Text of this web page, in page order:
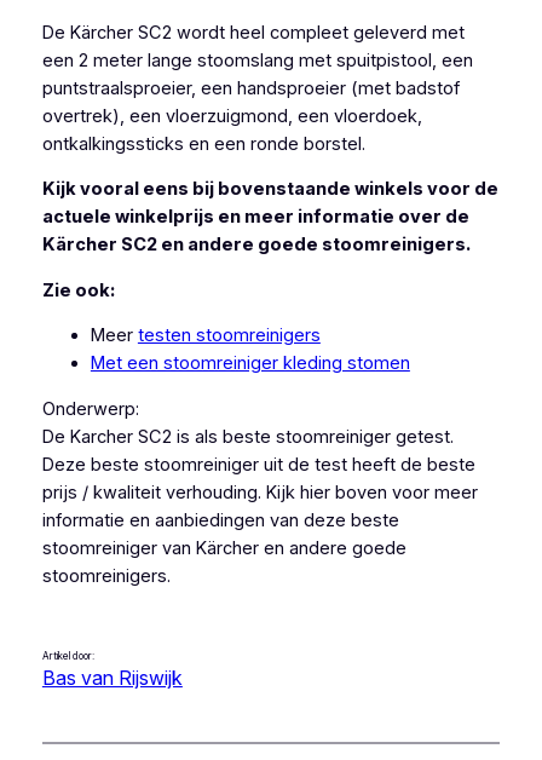
De Kärcher SC2 wordt heel compleet geleverd met
een 2 meter lange stoomslang met spuitpistool, een
puntstraalsproeier, een handsproeier (met badstof
overtrek), een vloerzuigmond, een vloerdoek,
ontkalkingssticks en een ronde borstel.
Kijk vooral eens bij bovenstaande winkels voor de
actuele winkelprijs en meer informatie over de
Kärcher SC2 en andere goede stoomreinigers.
Zie ook:
Meer testen stoomreinigers
Met een stoomreiniger kleding stomen
Onderwerp:
De Karcher SC2 is als beste stoomreiniger getest.
Deze beste stoomreiniger uit de test heeft de beste
prijs / kwaliteit verhouding. Kijk hier boven voor meer
informatie en aanbiedingen van deze beste
stoomreiniger van Kärcher en andere goede
stoomreinigers.
Artikel door:
Bas van Rijswijk